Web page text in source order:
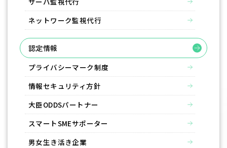
ネットワーク監視代行
認定情報
プライバシーマーク制度
情報セキュリティ方針
大臣ODDSパートナー
スマートSMEサポーター
男女生き活き企業